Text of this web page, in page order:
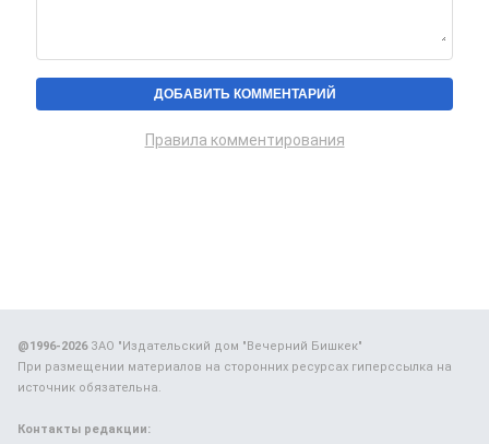
Правила комментирования
@1996-2026ЗАО "Издательский дом "Вечерний Бишкек"
При размещении материалов на сторонних ресурсах гиперссылка на
источник обязательна.
Контакты редакции: